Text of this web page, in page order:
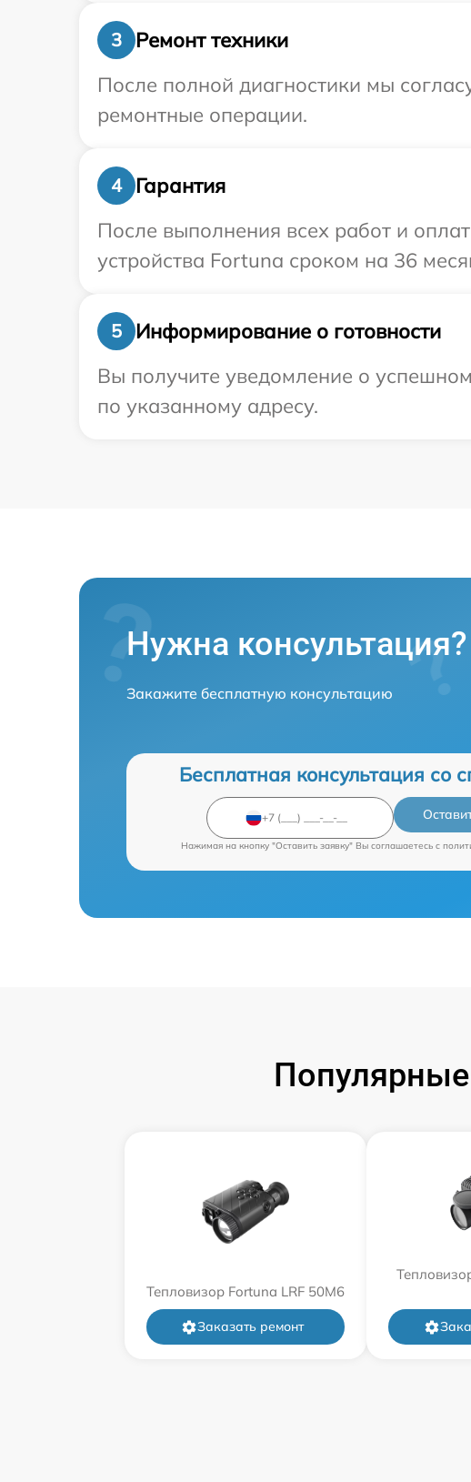
3
Ремонт техники
После полной диагностики мы
ремонтные операции.
4
Гарантия
После выполнения всех работ и
устройства Fortuna сроком на 36
5
Информирование о готовности
Вы получите уведомление о
по указанному адресу.
Нужна консультация?
Закажите бесплатную консультацию
Бесплатная консультация со
Нажимая на кнопку "Оставить заявку" Вы соглашаетесь c
Тепловизор Fortuna LRF 50M6
Заказать ремонт